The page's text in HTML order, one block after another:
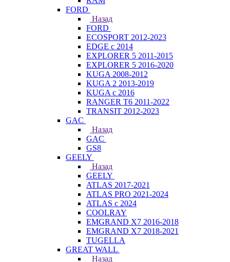
FORD
Назад
FORD
ECOSPORT 2012-2023
EDGE c 2014
EXPLORER 5 2011-2015
EXPLORER 5 2016-2020
KUGA 2008-2012
KUGA 2 2013-2019
KUGA с 2016
RANGER T6 2011-2022
TRANSIT 2012-2023
GAC
Назад
GAC
GS8
GEELY
Назад
GEELY
ATLAS 2017-2021
ATLAS PRO 2021-2024
ATLAS с 2024
COOLRAY
EMGRAND X7 2016-2018
EMGRAND X7 2018-2021
TUGELLA
GREAT WALL
Назад